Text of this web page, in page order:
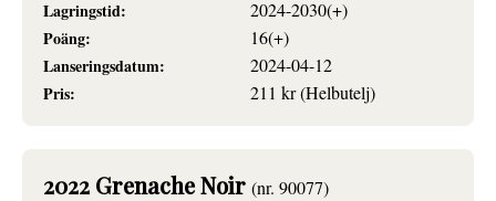
Lagringstid:
2024-2030(+)
Poäng:
16(+)
Lanseringsdatum:
2024-04-12
Pris:
211 kr (Helbutelj)
2022 Grenache Noir (nr. 90077)